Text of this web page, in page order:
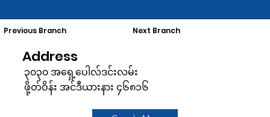
Previous Branch Next Branch
Address
၃၀၃၀ အရှေ့ပေါလ်ဒင်းလမ်း
ဖို့တ်ဝိန်း အင်ဒီယားနား ၄၆၈၁၆